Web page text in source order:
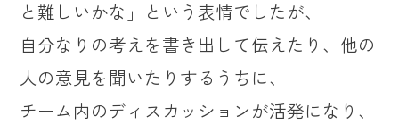
と難しいかな」という表情でしたが、
自分なりの考えを書き出して伝えたり、他の
人の意見を聞いたりするうちに、
チーム内のディスカッションが活発になり、